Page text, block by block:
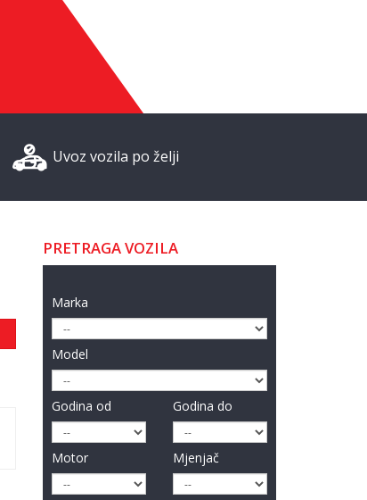
Uvoz vozila po želji
PRETRAGA VOZILA
Marka
Model
Godina od Godina do
Motor Mjenjač